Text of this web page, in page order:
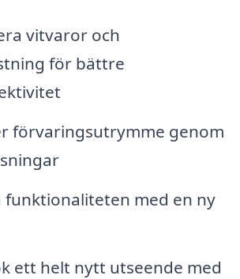
vitvaror och
för bättre
förvaringsutrymme genom
funktionaliteten med en ny
ett helt nytt utseende med